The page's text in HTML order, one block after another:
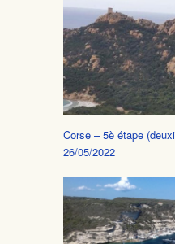
Corse – 5è étape
26/05/2022